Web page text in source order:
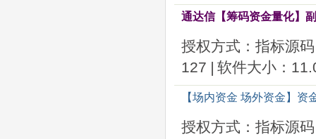
通达信【筹码资金量化】
授权方式：指标源码
127 | 软件大小：
【场内资金 场外资金】
授权方式：指标源码